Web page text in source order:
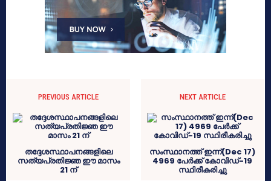
PREVIOUS ARTICLE
തദ്ദേശസ്ഥാപനങ്ങളിലെ
സത്യപ്രതിജ്ഞ ഈ മാസം
21 ന്
NEXT ARTICLE
സംസ്ഥാനത്ത് ഇന്ന്(Dec 17)
4969 പേര്‍ക്ക് കോവിഡ്-19
സ്ഥിരീകരിച്ചു